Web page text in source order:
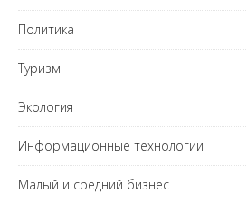
Политика
Туризм
Экология
Информационные технологии
Малый и средний бизнес